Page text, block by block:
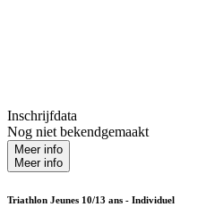
Inschrijfdata
Nog niet bekendgemaakt
Meer info
Meer info
Triathlon Jeunes 10/13 ans - Individuel